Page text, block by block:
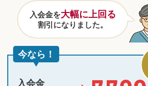
入会金を大幅に上回る
割引になりました。
今なら！
入会金